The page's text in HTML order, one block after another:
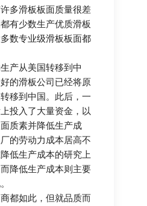
多滑板板面质量很差
有少数生产优质滑板
数专业级滑板板面都
产从美国转移到中
的滑板公司已经将原
移到中国。此后，一
投入了大量资金，以
质素并降低生产成
的劳动力成本居高不
低生产成本的研究上
降低生产成本则主要
都如此，但就品质而